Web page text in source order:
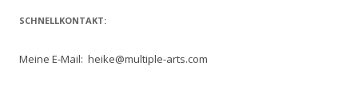
SCHNELLKONTAKT:
Meine E-Mail: heike@multiple-arts.com